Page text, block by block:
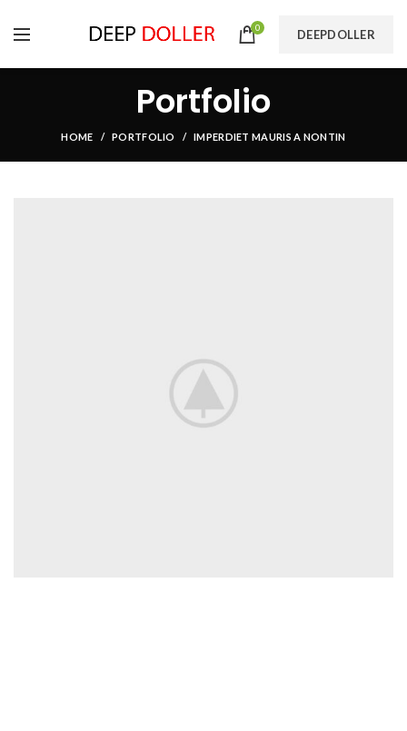
0 DEEPDOLLER
Portfolio
HOME PORTFOLIO IMPERDIET MAURIS A NONTIN